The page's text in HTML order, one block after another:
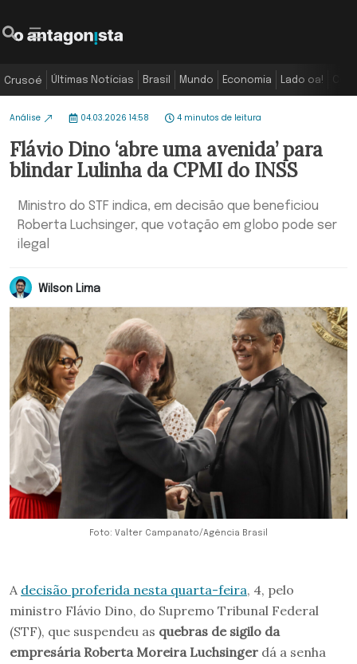
Crusoé Últimas Notícias Brasil Mundo Economia Lado oa!
Análise 04.03.2026 14:58 4 minutos de leitura
Flávio Dino ‘abre uma avenida’ para
blindar Lulinha da CPMI do INSS
Ministro do STF indica, em decisão que beneficiou
Roberta Luchsinger, que votação em globo pode ser
ilegal
Wilson Lima
Foto: Valter Campanato/Agência Brasil
A decisão proferida nesta quarta-feira, 4, pelo
ministro Flávio Dino, do Supremo Tribunal Federal
(STF), que suspendeu as quebras de sigilo da
empresária Roberta Moreira Luchsinger dá a senha